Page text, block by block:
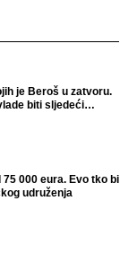
je Beroš u zatvoru.
biti sljedeći
000 eura. Evo tko bi
udruženja